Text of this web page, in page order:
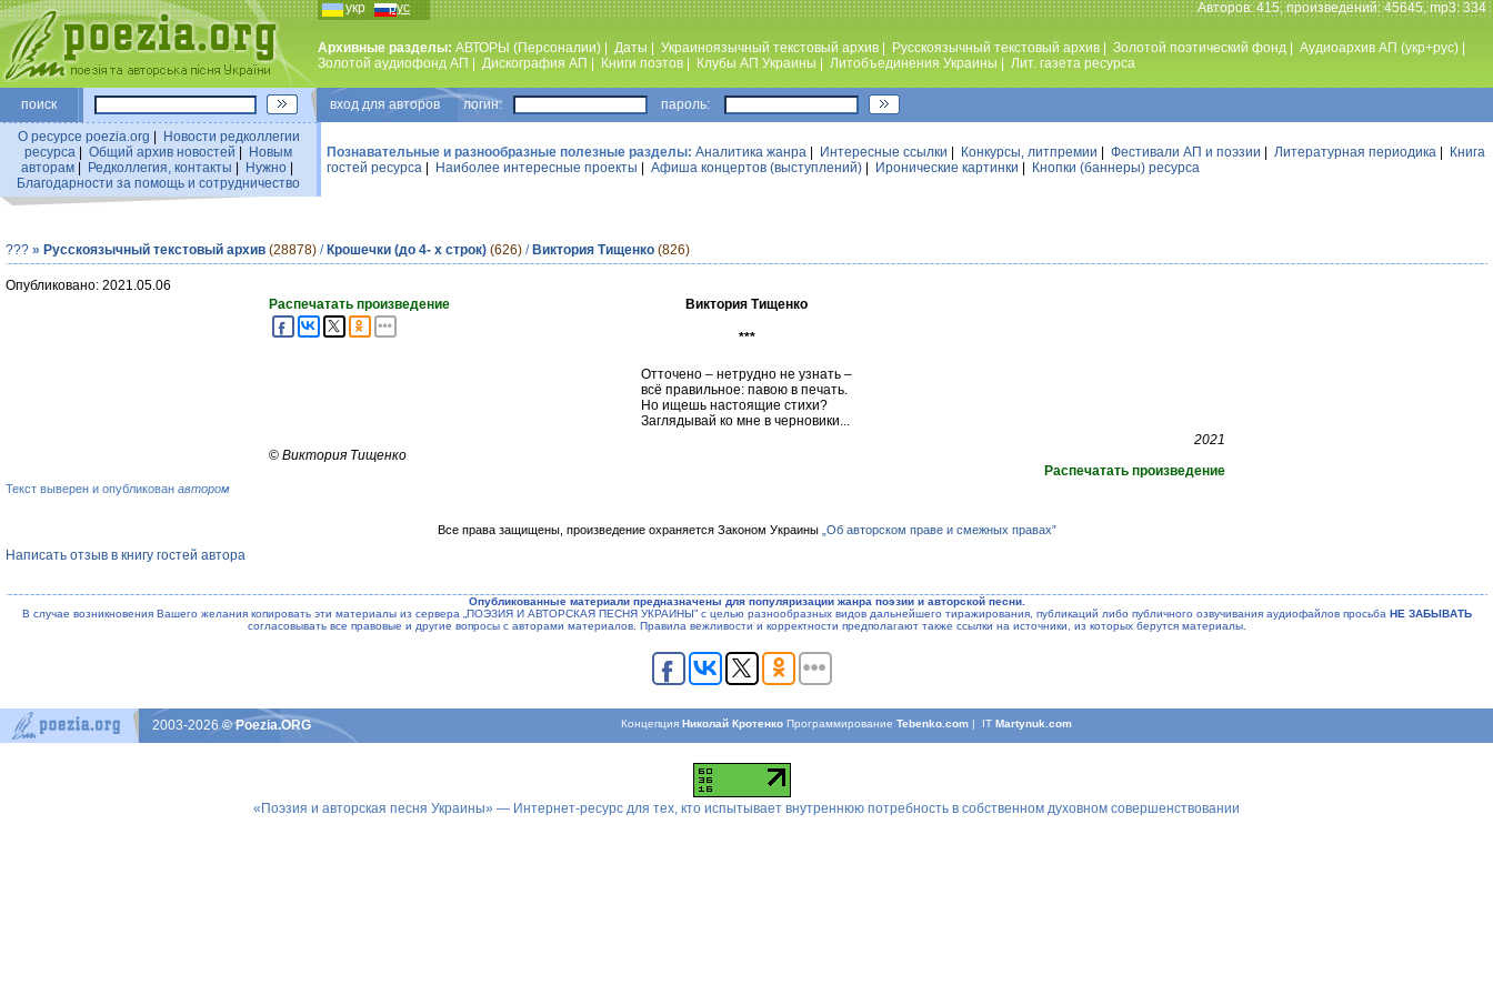
укр рус Авторов: 415, произведений: 45645, mp3: 334
Архивные разделы: АВТОРЫ (Персоналии) Даты Украиноязычный текстовый архив Русскоязычный текстовый архив Золотой поэтический фонд Аудиоархив АП (укр+рус)
Золотой аудиофонд АП
Дискография АП Книги поэтов Клубы АП Украины Литобъединения Украины Лит. газета ресурса
поиск вход для авторов логин: пароль:
О ресурсе poezia.org
Новости редколлегии
ресурса
Общий архив новостей
Новым
авторам| Редколлегия, контакты Нужно|
Благодарности за помощь и сотрудничество
Познавательные и разнообразные полезные разделы: Аналитика жанра Интересные ссылки Конкурсы, литпремии Фестивали АП и поэзии Литературная периодика
Книга
гостей ресурса
Наиболее интересные проекты Афиша концертов (выступлений) Иронические картинки Кнопки (баннеры) ресурса
??? » Русскоязычный текстовый архив (28878) / Крошечки (до 4- х строк) (626) / Виктория Тищенко (826)
Опубликовано: 2021.05.06
Распечатать произведение
Виктория Тищенко
***
Отточено – нетрудно не узнать –
всё правильное: павою в печать.
Но ищешь настоящие стихи?
Заглядывай ко мне в черновики...
2021
© Виктория Тищенко
Распечатать произведение
Текст выверен и опубликован автором
Все права защищены, произведение охраняется Законом Украины „Об авторском праве и смежных правах”
Написать отзыв в книгу гостей автора
Опубликованные материали предназначены для популяризации жанра поэзии и авторской песни.
В случае возникновения Вашего желания копировать эти материалы из сервера „ПОЭЗИЯ И АВТОРСКАЯ ПЕСНЯ УКРАИНЫ” с целью разнообразных видов дальнейшего тиражирования, публикаций либо публичного озвучивания аудиофайлов просьба НЕ ЗАБЫВАТЬ
согласовывать все правовые и другие вопросы с авторами материалов. Правила вежливости и корректности предполагают также ссылки на источники, из которых берутся материалы.
КонцепцияНиколай Кротенко ПрограммированиеTebenko.com | ITMartynuk.com
2003-2026© Poezia.ORG
«Поэзия и авторская песня Украины» — Интернет-ресурс для тех, кто испытывает внутреннюю потребность в собственном духовном совершенствовании